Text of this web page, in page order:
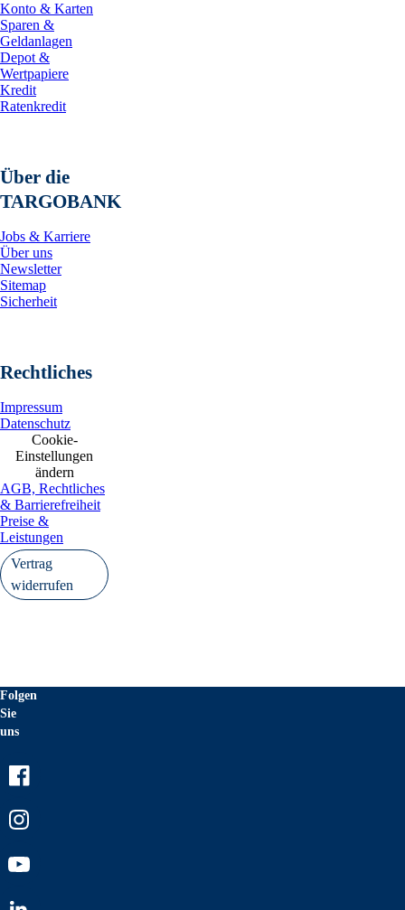
Konto & Karten
Sparen &
Geldanlagen
Depot &
Wertpapiere
Kredit
Ratenkredit
Über die
TARGOBANK
Jobs & Karriere
Über uns
Newsletter
Sitemap
Sicherheit
Rechtliches
Impressum
Datenschutz
Cookie-
Einstellungen
ändern
AGB, Rechtliches
& Barrierefreiheit
Preise &
Leistungen
Vertrag
widerrufen
Folgen
Sie
uns
Youtube